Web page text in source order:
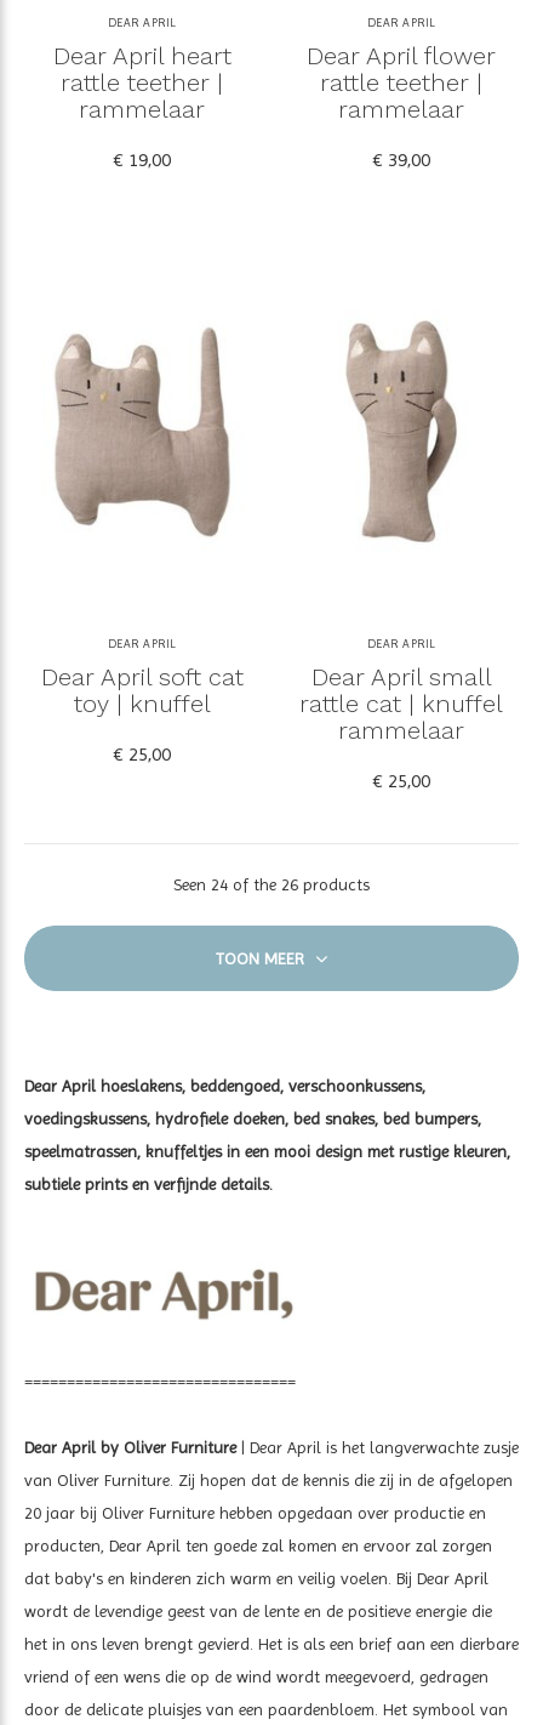
DEAR APRIL
Dear April heart
rattle teether |
rammelaar
€ 19,00
DEAR APRIL
Dear April flower
rattle teether |
rammelaar
€ 39,00
DEAR APRIL
Dear April soft cat
toy | knuffel
€ 25,00
DEAR APRIL
Dear April small
rattle cat | knuffel
rammelaar
€ 25,00
Seen 24 of the 26 products
TOON MEER
Dear April hoeslakens, beddengoed, verschoonkussens,
voedingskussens, hydrofiele doeken, bed snakes, bed bumpers,
speelmatrassen, knuffeltjes in een mooi design met rustige kleuren,
subtiele prints en verfijnde details.
================================
Dear April by Oliver Furniture| Dear April is het langverwachte zusje
van Oliver Furniture. Zij hopen dat de kennis die zij in de afgelopen
20 jaar bij Oliver Furniture hebben opgedaan over productie en
producten, Dear April ten goede zal komen en ervoor zal zorgen
dat baby's en kinderen zich warm en veilig voelen. Bij Dear April
wordt de levendige geest van de lente en de positieve energie die
het in ons leven brengt gevierd. Het is als een brief aan een dierbare
vriend of een wens die op de wind wordt meegevoerd, gedragen
door de delicate pluisjes van een paardenbloem. Het symbool van